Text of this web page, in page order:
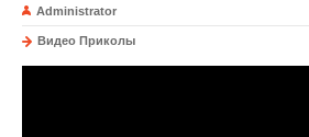
Administrator
Видео Приколы